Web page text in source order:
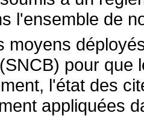
l'ensemble de
moyens
pour que
l'état des
appliquées